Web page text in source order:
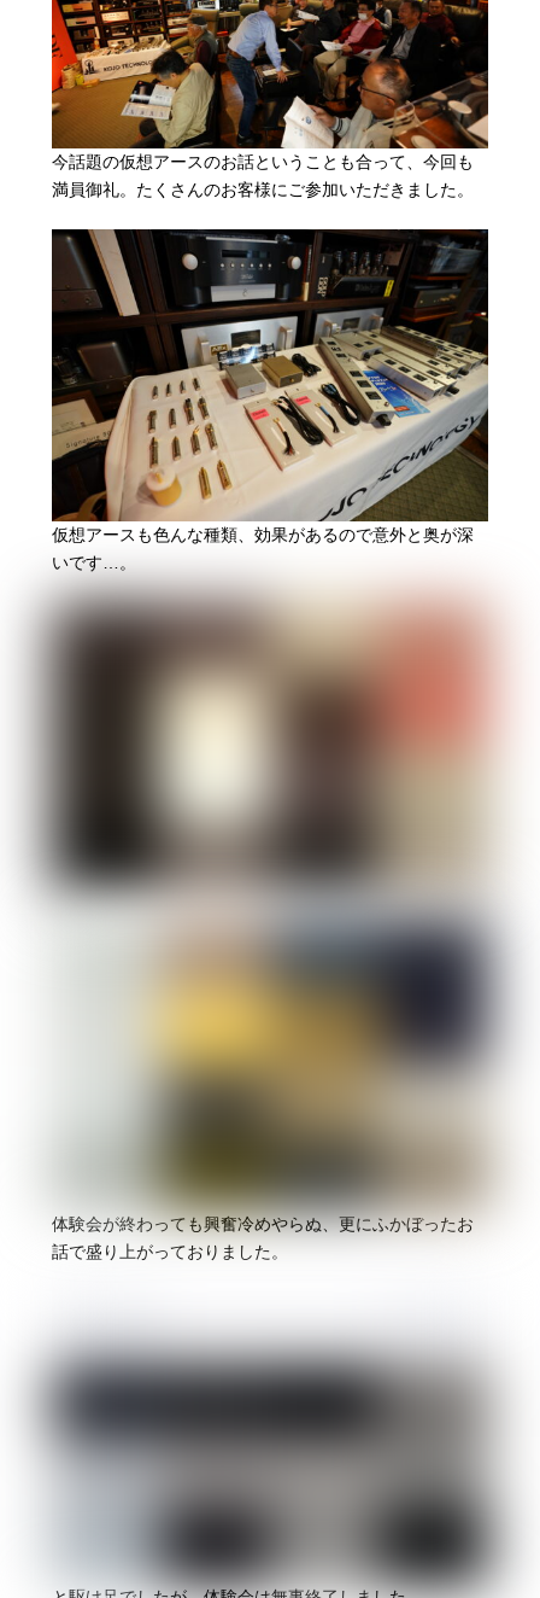
今話題の仮想アースのお話ということも合って、今回も
満員御礼。たくさんのお客様にご参加いただきました。
仮想アースも色んな種類、効果があるので意外と奥が深
いです…。
体験会が終わっても興奮冷めやらぬ、更にふかぼったお
話で盛り上がっておりました。